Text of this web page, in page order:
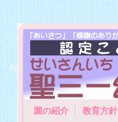
園の紹介 教育方針